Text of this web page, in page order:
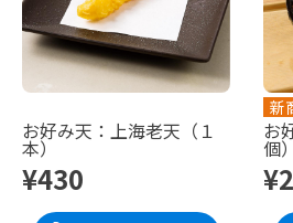
お好み天：上海老天（１
本）
¥430
新
お
個）